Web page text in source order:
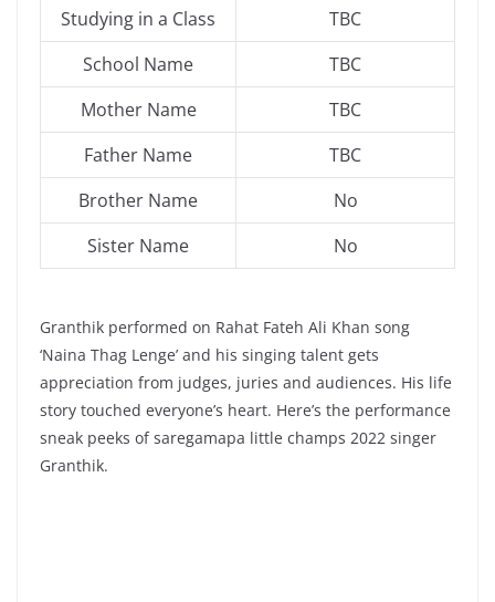
Studying in a Class
TBC
School Name
TBC
Mother Name
TBC
Father Name
TBC
Brother Name
No
Sister Name
No
Granthik performed on Rahat Fateh Ali Khan song
‘Naina Thag Lenge’ and his singing talent gets
appreciation from judges, juries and audiences. His life
story touched everyone’s heart. Here’s the performance
sneak peeks of saregamapa little champs 2022 singer
Granthik.